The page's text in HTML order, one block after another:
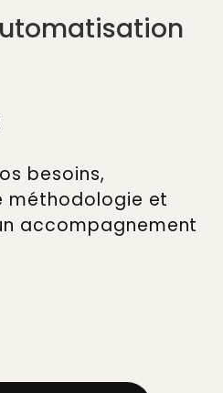
besoins,
méthodologie et
accompagnement